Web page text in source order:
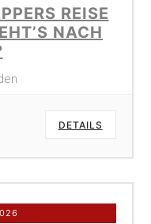
REISE
NACH
DETAILS